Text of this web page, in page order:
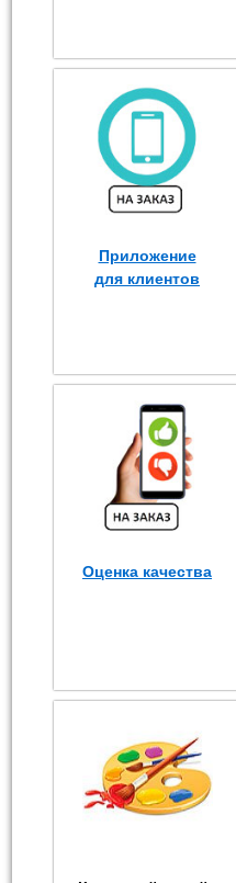
Приложение
для клиентов
Оценка качества